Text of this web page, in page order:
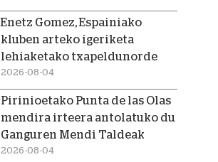
Enetz Gomez, Espainiako
kluben arteko igeriketa
lehiaketako txapeldunorde
2026-08-04
Pirinioetako Punta de las Olas
mendira irteera antolatuko du
Ganguren Mendi Taldeak
2026-08-04